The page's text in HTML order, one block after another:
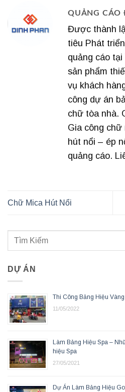
QUẢNG CÁO
Được thành
tiêu Phát
quảng cáo
sản phẩm
vụ khách
công dự án
chữ tòa nhà.
Gia công chữ
hút nổi – ép
quảng cáo.
Chữ Mica Hút Nổi
DỰ ÁN
Thi Công Bảng Hiệu
11/05/2022
Làm Bảng Hiệu Spa –
hiệu Spa
27/05/2021
Dự Án Làm Bảng Hiệu